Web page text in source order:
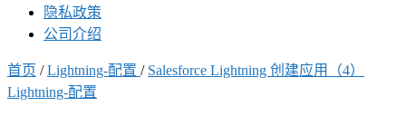
隐私政策
公司介绍
首页 / Lightning-配置 / Salesforce Lightning 创建应用（4）
Lightning-配置